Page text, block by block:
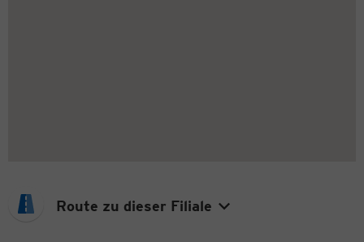
Route zu dieser Filiale